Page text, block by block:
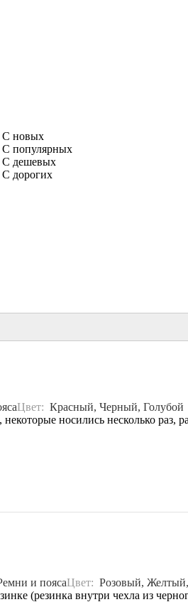
С новых
С популярных
С дешевых
С дорогих
Цвет: Красный, Черный, Голубой
носились несколько
и поясаЦвет: Розовый,
(резинка внутри чехла из